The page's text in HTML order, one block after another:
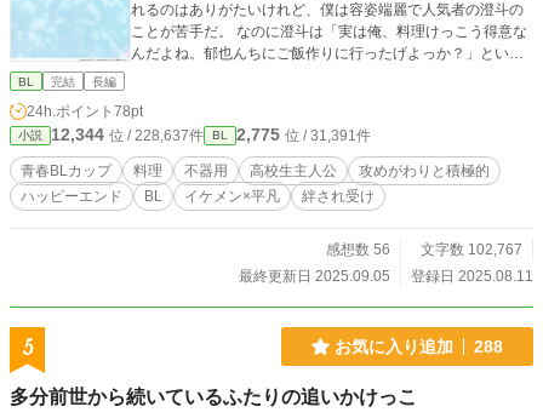
れるのはありがたいけれど、僕は容姿端麗で人気者の澄斗の
ことが苦手だ。 なのに澄斗は「実は俺、料理けっこう得意な
んだよね。郁也んちにご飯作りに行ったげよっか？」といっ
と思いきや澄斗はあっさり快諾し、僕らの距離はにわかに近
づくが——……！？ ◇青春BLカップ参加作品です。初めて全
年齢作品を書いてみました。 応援していただけるとすごく
嬉しいです。よろしくお願いします！ ◇表紙はかんたん表紙
メーカーさんから画像をいただいております。 ◇全年齢「杏
BL 完結 長編
24h.ポイント 78pt
小説 12,344 位 / 228,637件 BL 2,775 位 / 31,391件
青春BLカップ​ 料理 不器用 高校生主人公
攻めがわりと積極的
ハッピーエンド
BL イケメン×平凡 絆され受け
感想数 56
文字数 102,767
最終更新日 2025.09.05
登録日 2025.08.11
5 お気に入り追加 288
多分前世から続いているふたりの追いかけっこ